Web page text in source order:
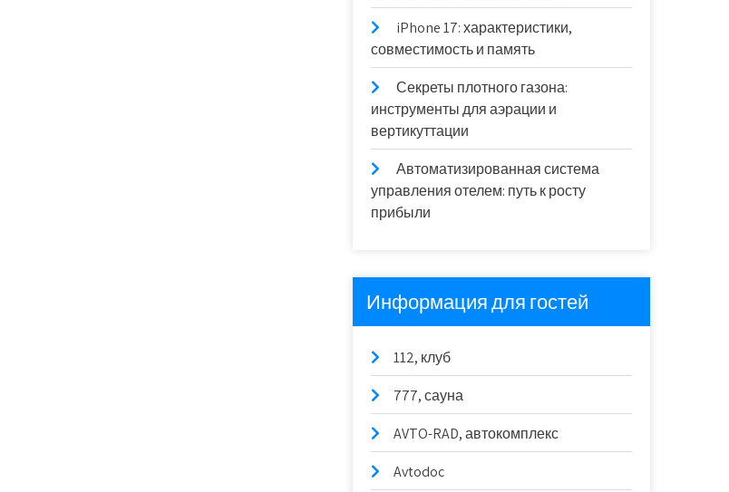
iPhone 17: характеристики,
совместимость и память
Секреты плотного газона:
инструменты для аэрации и
вертикуттации
Автоматизированная система
управления отелем: путь к росту
прибыли
Информация для гостей
112, клуб
777, сауна
AVTO-RAD, автокомплекс
Avtodoc